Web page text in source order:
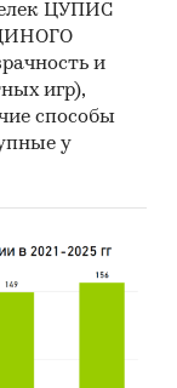
правовой
ЦУПИС
и
игр),
способы
у